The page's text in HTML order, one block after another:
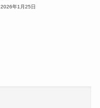
2026年1月25日